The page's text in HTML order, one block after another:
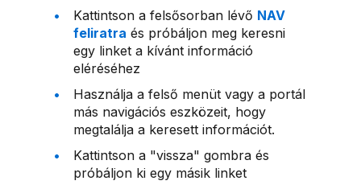
Kattintson a felsősorban lévő NAV
feliratra és próbáljon meg keresni
egy linket a kívánt információ
eléréséhez
Használja a felső menüt vagy a portál
más navigációs eszközeit, hogy
megtalálja a keresett információt.
Kattintson a "vissza" gombra és
próbáljon ki egy másik linket